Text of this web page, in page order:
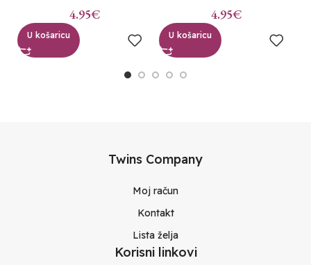
4.95€
U košaricu
4.95€
U košaricu
Twins Company
Moj račun
Kontakt
Lista želja
Korisni linkovi